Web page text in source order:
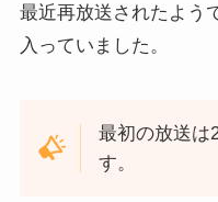
最近再放送されたよう
入っていました。
最初の放送は
す。